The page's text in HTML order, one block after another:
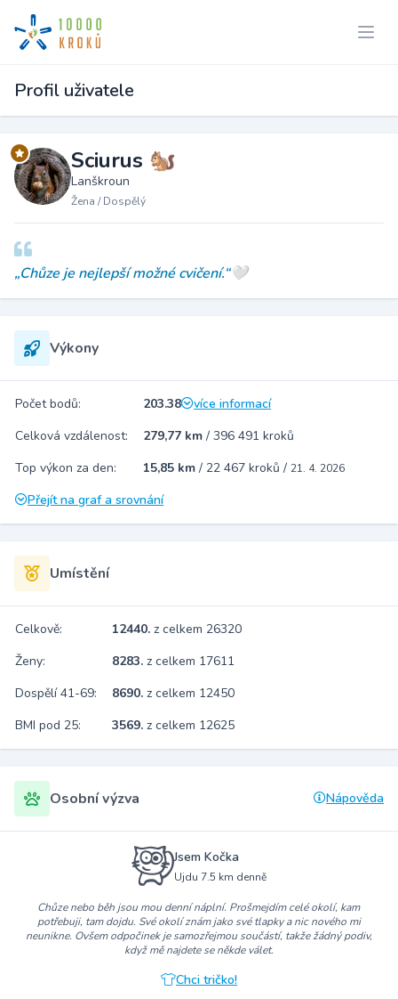
Profil uživatele
Sciurus 🐿️
Lanškroun
Žena / Dospělý
„Chůze je nejlepší možné cvičení.“🤍
Výkony
Počet bodů: 203.38
více informací
Celková vzdálenost:
279,77 km / 396 491 kroků
Top výkon za den:
15,85 km / 22 467 kroků / 21. 4. 2026
Přejít na graf a srovnání
Umístění
Celkově: 12440. z celkem 26320
Ženy:
8283. z celkem 17611
Dospělí 41-69:
8690. z celkem 12450
BMI pod 25:
3569. z celkem 12625
Osobní výzva Nápověda
Jsem Kočka
Ujdu 7.5 km denně
Chůze nebo běh jsou mou denní náplní. Prošmejdím celé okolí, kam
potřebuji, tam dojdu. Své okolí znám jako své tlapky a nic nového mi
neunikne. Ovšem odpočinek je samozřejmou součástí, takže žádný podiv,
když mě najdete se někde válet.
Chci tričko!